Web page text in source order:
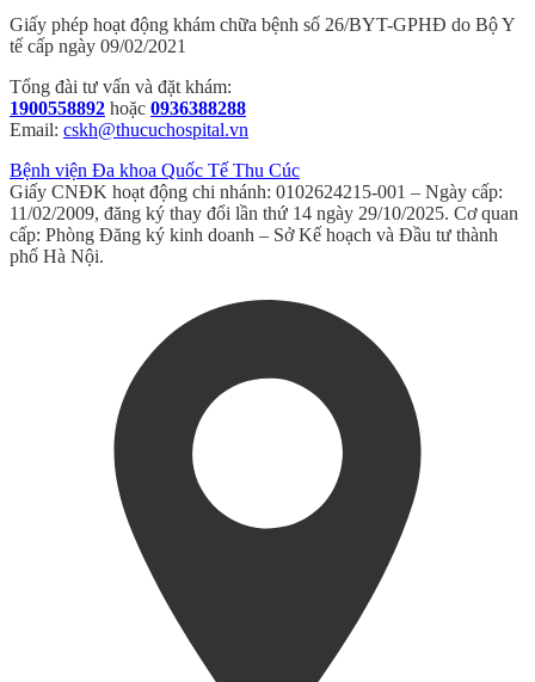
Giấy phép hoạt động khám chữa bệnh số 26/BYT-GPHĐ do Bộ Y
tế cấp ngày 09/02/2021
Tổng đài tư vấn và đặt khám:
1900558892 hoặc 0936388288
Email: cskh@thucuchospital.vn
Bệnh viện Đa khoa Quốc Tế Thu Cúc
Giấy CNĐK hoạt động chi nhánh: 0102624215-001 – Ngày cấp:
11/02/2009, đăng ký thay đổi lần thứ 14 ngày 29/10/2025. Cơ quan
cấp: Phòng Đăng ký kinh doanh – Sở Kế hoạch và Đầu tư thành
phố Hà Nội.